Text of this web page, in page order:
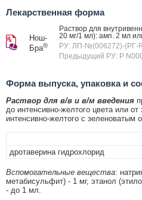
Лекарственная форма
Нош-
Бра®
Раствор для
20 мг/1 мл): амп. 2 мл
РУ: ЛП-№(006272)-(РГ-
Предыдущий РУ: Р
Форма выпуска, упаковка и
Раствор для в/в и в/м введения
до интенсивно-желтого цвета или от
интенсивно-желтого с зеленоватым
дротаверина гидрохлорид
Вспомогательные вещества:
метабисульфит) - 1 мг, этанол
- до 1 мл.